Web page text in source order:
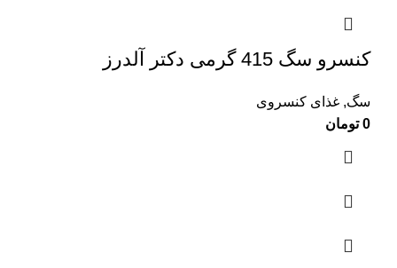
کنسرو سگ 415 گرمی دکتر آلدرز
سگ, غذای کنسروی
0 تومان